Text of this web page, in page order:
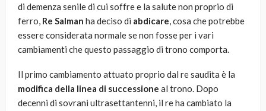
di demenza senile di cui soffre e la salute non proprio di
ferro, Re Salman ha deciso di abdicare, cosa che potrebbe
essere considerata normale se non fosse per i vari
cambiamenti che questo passaggio di trono comporta.
Il primo cambiamento attuato proprio dal re saudita è la
modifica della linea di successione al trono. Dopo
decenni di sovrani ultrasettantenni, il re ha cambiato la